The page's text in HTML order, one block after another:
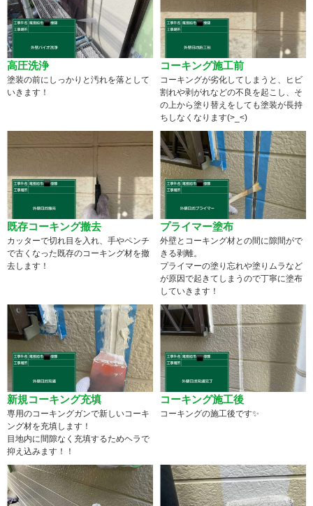
高圧洗浄
塗装の前にしっかりと汚れを落として
いきます！
コーキング施工前
コーキングが劣化してしまうと、ヒビ
割れや剥がれなどの不良を起こし、そ
の上から塗り替えをしても塗装が長持
ちしなくなります(>_<)
既存コーキング撤去
カッターで切れ目を入れ、手やペンチ
で古くなった既存のコーキング材を撤
去します！
プライマー塗布
外壁とコーキング材との間に隙間がで
きる剥離。
プライマーの塗り忘れや塗りムラなど
が原因で起きてしまうので丁寧に塗布
していきます！
新規コーキング充填
専用のコーキングガンで新しいコーキ
ング材を充填します！
目地内に間隙なく充填するためヘラで
抑え込みます！！
コーキング施工後
コーキングの施工後です✨